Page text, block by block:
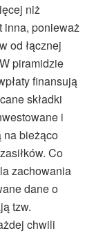
niż
inna, ponieważ
od łącznej
piramidzie
finansują
składki
i
na bieżąco
Co
zachowania
dane o
tzw.
chwili